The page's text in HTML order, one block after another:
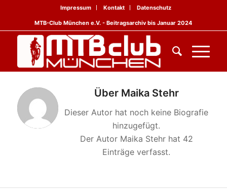
Impressum Kontakt Datenschutz
MTB-Club München e.V. - Beitragsarchiv bis Januar 2024
Über Maika Stehr
Dieser Autor hat noch keine Biografie
hinzugefügt.
Der Autor Maika Stehrhat 42
Einträge verfasst.